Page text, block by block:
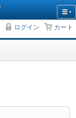
ログイン カート